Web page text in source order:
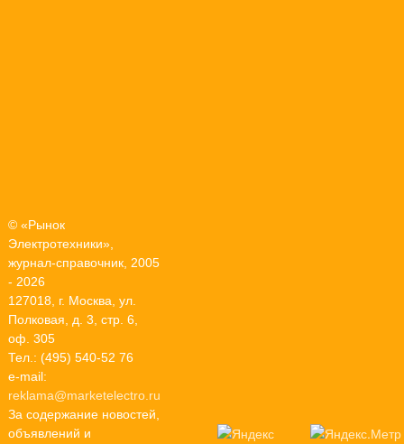
© «Рынок
Электротехники»,
журнал-справочник, 2005
- 2026
127018, г. Москва, ул.
Полковая, д. 3, стр. 6,
оф. 305
Тел.: (495) 540-52 76
e-mail:
reklama@marketelectro.ru
За содержание новостей,
объявлений и